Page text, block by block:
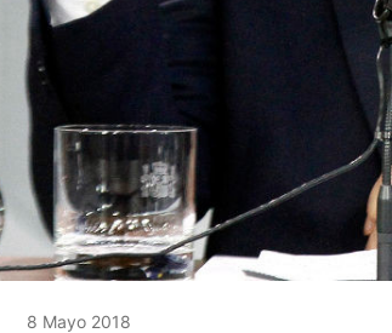
8 Mayo 2018